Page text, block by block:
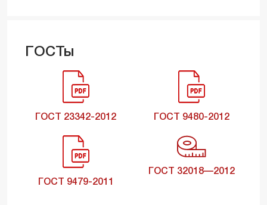
ГОСТы
ГОСТ 23342-2012 ГОСТ 9480-2012
ГОСТ 9479-2011
ГОСТ 32018—2012